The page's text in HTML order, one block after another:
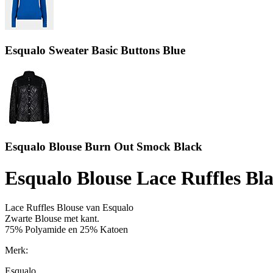
Esqualo Sweater Basic Buttons Blue
Esqualo Blouse Burn Out Smock Black
Esqualo Blouse Lace Ruffles
Lace Ruffles Blouse van Esqualo
Zwarte Blouse met kant.
75% Polyamide en 25% Katoen
Merk:
Esqualo